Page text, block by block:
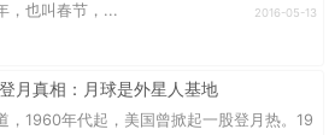
，也叫春节，...
2016-05-13
月真相：月球是外星人基地
，1960年代起，美国曾掀起一股登月热。19